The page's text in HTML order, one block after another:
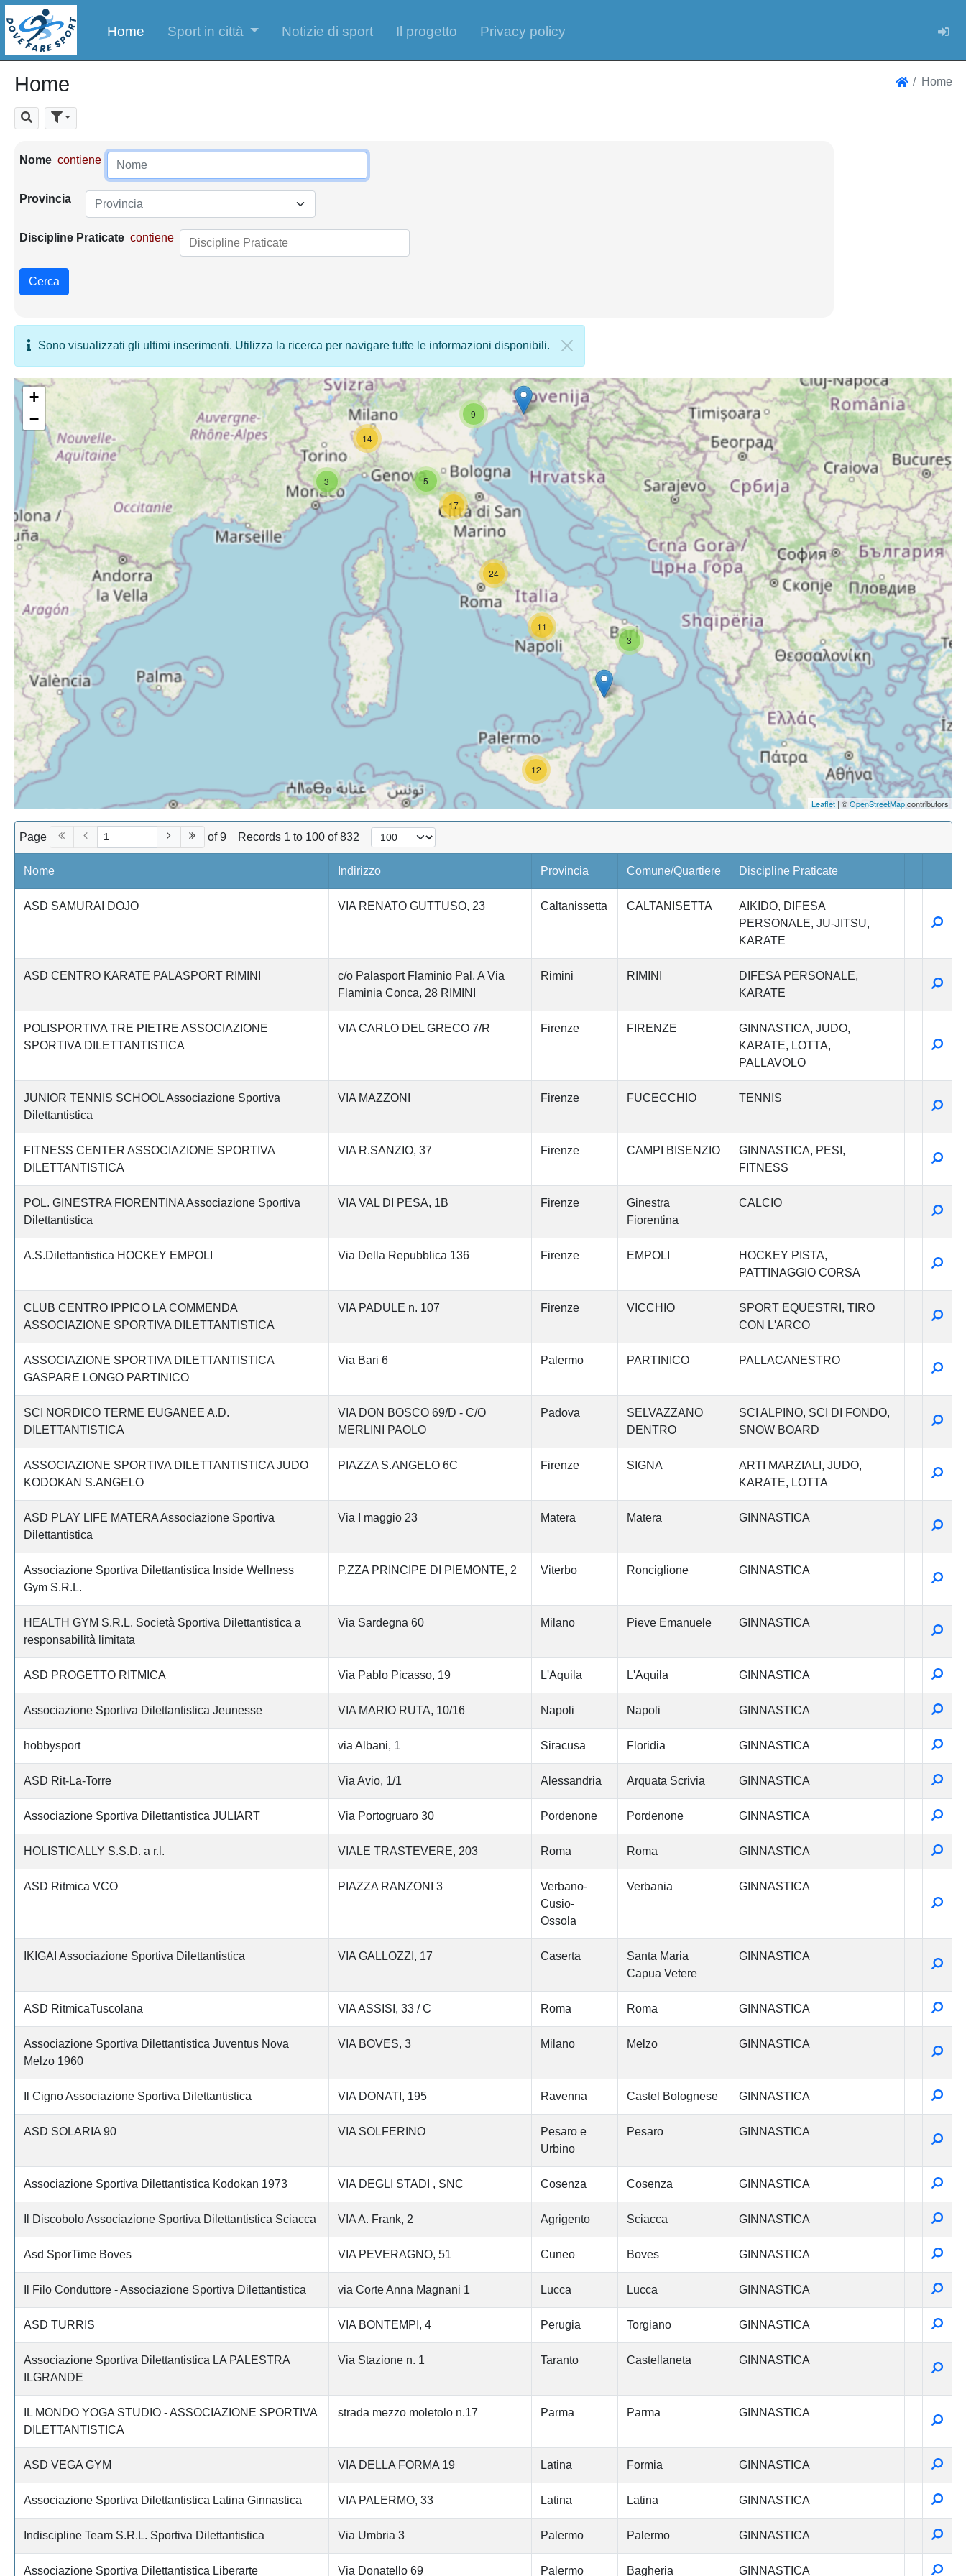
Home Sport in città Notizie di sport Il progetto Privacy policy
Home Home
CercaParametri di ricerca
Nome contiene
Provincia Provincia
Discipline Praticate contiene
Cerca
Sono visualizzati gli ultimi inserimenti. Utilizza la ricerca per navigare tutte le informazioni disponibili.
3
11
12
3 5
14
9
24
17
+
−
Leaflet| ©OpenStreetMapcontributors
Page of 9 Records 1 to 100 of 832
Nome Indirizzo Provincia Comune/Quartiere Discipline Praticate
ASD SAMURAI DOJO VIA RENATO GUTTUSO, 23 Caltanissetta CALTANISETTA AIKIDO
DIFESA
PERSONALE JU-JITSU
KARATE
ASD CENTRO KARATE PALASPORT RIMINI
c/o Palasport Flaminio Pal. A Via
Flaminia Conca, 28 RIMINI
Rimini RIMINI
DIFESA PERSONALE
KARATE
POLISPORTIVA TRE PIETRE ASSOCIAZIONE
SPORTIVA DILETTANTISTICA
VIA CARLO DEL GRECO 7/R Firenze FIRENZE GINNASTICA JUDO
KARATE
LOTTA
PALLAVOLO
JUNIOR TENNIS SCHOOL Associazione Sportiva
Dilettantistica
VIA MAZZONI Firenze FUCECCHIO TENNIS
FITNESS CENTER ASSOCIAZIONE SPORTIVA
DILETTANTISTICA
VIA R.SANZIO, 37 Firenze CAMPI BISENZIO GINNASTICA
PESI
FITNESS
POL. GINESTRA FIORENTINA Associazione Sportiva
Dilettantistica
VIA VAL DI PESA, 1B Firenze
Ginestra
Fiorentina
CALCIO
A.S.Dilettantistica HOCKEY EMPOLI Via Della Repubblica 136 Firenze EMPOLI
HOCKEY PISTA
PATTINAGGIO CORSA
CLUB CENTRO IPPICO LA COMMENDA
ASSOCIAZIONE SPORTIVA DILETTANTISTICA
VIA PADULE n. 107 Firenze VICCHIO SPORT EQUESTRI
TIRO
CON L'ARCO
ASSOCIAZIONE SPORTIVA DILETTANTISTICA
GASPARE LONGO PARTINICO
Via Bari 6 Palermo PARTINICO PALLACANESTRO
SCI NORDICO TERME EUGANEE A.D.
DILETTANTISTICA
VIA DON BOSCO 69/D - C/O
MERLINI PAOLO
Padova
SELVAZZANO
DENTRO
SCI ALPINO SCI DI FONDO
SNOW BOARD
ASSOCIAZIONE SPORTIVA DILETTANTISTICA JUDO
KODOKAN S.ANGELO
PIAZZA S.ANGELO 6C Firenze SIGNA ARTI MARZIALI
JUDO
KARATE
LOTTA
ASD PLAY LIFE MATERA Associazione Sportiva
Dilettantistica
Via I maggio 23 Matera Matera GINNASTICA
Associazione Sportiva Dilettantistica Inside Wellness
Gym S.R.L.
P.ZZA PRINCIPE DI PIEMONTE, 2 Viterbo Ronciglione GINNASTICA
HEALTH GYM S.R.L. Società Sportiva Dilettantistica a
responsabilità limitata
Via Sardegna 60 Milano Pieve Emanuele GINNASTICA
ASD PROGETTO RITMICA Via Pablo Picasso, 19 L'Aquila L'Aquila GINNASTICA
Associazione Sportiva Dilettantistica Jeunesse VIA MARIO RUTA, 10/16 Napoli Napoli GINNASTICA
hobbysport via Albani, 1 Siracusa Floridia GINNASTICA
ASD Rit-La-Torre Via Avio, 1/1 Alessandria Arquata Scrivia GINNASTICA
Associazione Sportiva Dilettantistica JULIART Via Portogruaro 30 Pordenone Pordenone GINNASTICA
HOLISTICALLY S.S.D. a r.l. VIALE TRASTEVERE, 203 Roma Roma GINNASTICA
ASD Ritmica VCO PIAZZA RANZONI 3
Verbano-
Cusio-
Ossola
Verbania GINNASTICA
IKIGAI Associazione Sportiva Dilettantistica VIA GALLOZZI, 17 Caserta
Santa Maria
Capua Vetere
GINNASTICA
ASD RitmicaTuscolana VIA ASSISI, 33 / C Roma Roma GINNASTICA
Associazione Sportiva Dilettantistica Juventus Nova
Melzo 1960
VIA BOVES, 3 Milano Melzo GINNASTICA
Il Cigno Associazione Sportiva Dilettantistica VIA DONATI, 195 Ravenna Castel Bolognese GINNASTICA
ASD SOLARIA 90 VIA SOLFERINO
Pesaro e
Urbino
Pesaro GINNASTICA
Associazione Sportiva Dilettantistica Kodokan 1973 VIA DEGLI STADI , SNC Cosenza Cosenza GINNASTICA
Il Discobolo Associazione Sportiva Dilettantistica Sciacca VIA A. Frank, 2 Agrigento Sciacca GINNASTICA
Asd SporTime Boves VIA PEVERAGNO, 51 Cuneo Boves GINNASTICA
Il Filo Conduttore - Associazione Sportiva Dilettantistica via Corte Anna Magnani 1 Lucca Lucca GINNASTICA
ASD TURRIS VIA BONTEMPI, 4 Perugia Torgiano GINNASTICA
Associazione Sportiva Dilettantistica LA PALESTRA
ILGRANDE
Via Stazione n. 1 Taranto Castellaneta GINNASTICA
IL MONDO YOGA STUDIO - ASSOCIAZIONE SPORTIVA
DILETTANTISTICA
strada mezzo moletolo n.17 Parma Parma GINNASTICA
ASD VEGA GYM VIA DELLA FORMA 19 Latina Formia GINNASTICA
Associazione Sportiva Dilettantistica Latina Ginnastica VIA PALERMO, 33 Latina Latina GINNASTICA
Indiscipline Team S.R.L. Sportiva Dilettantistica Via Umbria 3 Palermo Palermo GINNASTICA
Associazione Sportiva Dilettantistica Liberarte Via Donatello 69 Palermo Bagheria GINNASTICA